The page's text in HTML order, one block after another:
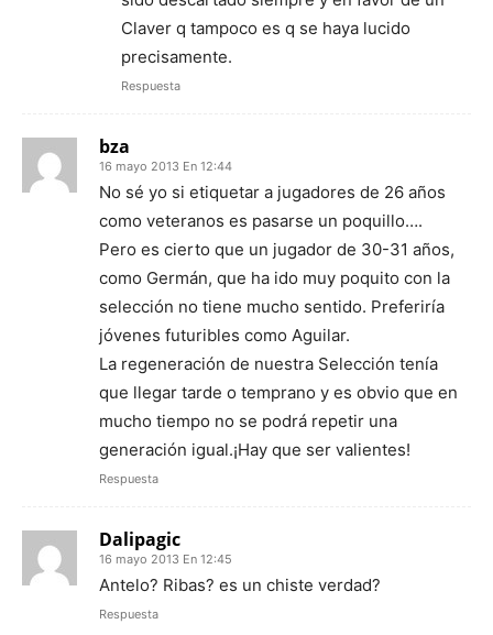
Claver q tampoco es q se haya lucido
precisamente.
Respuesta
bza
16 mayo 2013 En 12:44
No sé yo si etiquetar a jugadores de 26 años
como veteranos es pasarse un poquillo….
Pero es cierto que un jugador de 30-31 años,
como Germán, que ha ido muy poquito con la
selección no tiene mucho sentido. Preferiría
jóvenes futuribles como Aguilar.
La regeneración de nuestra Selección tenía
que llegar tarde o temprano y es obvio que en
mucho tiempo no se podrá repetir una
generación igual.¡Hay que ser valientes!
Respuesta
Dalipagic
16 mayo 2013 En 12:45
Antelo? Ribas? es un chiste verdad?
Respuesta